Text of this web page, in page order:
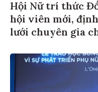
Hội Nữ trí thức
hội viên mới,
lưới chuyên gia